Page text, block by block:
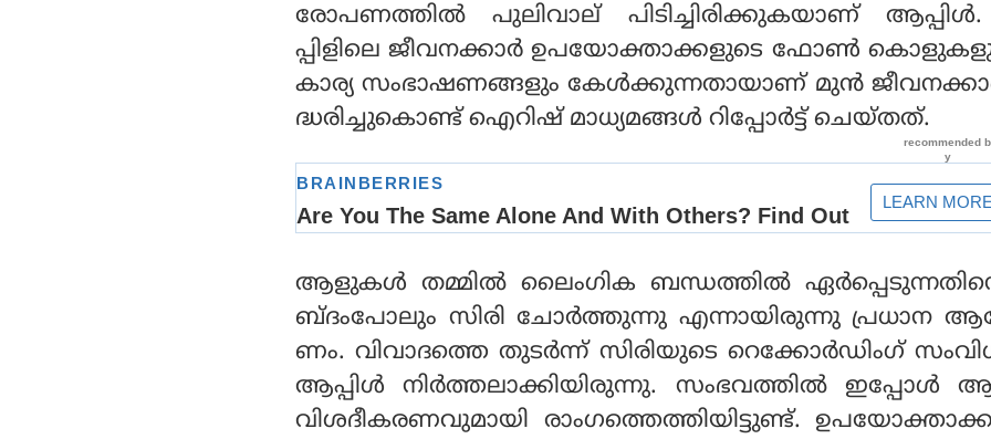
രോപണത്തിൽ പുലിവാല് പിടിച്ചിരിക്കുകയാണ്
പ്പിളിലെ ജീവനക്കാർ ഉപയോക്താക്കളുടെ ഫോൺ
കാര്യ സംഭാഷണങ്ങളും കേൾക്കുന്നതായാണ് മുൻ
ദ്ധരിച്ചുകൊണ്ട് ഐറിഷ് മാധ്യമങ്ങൾ റിപ്പോർട്ട് ചെയ്തത്.
ആളുകൾ തമ്മിൽ ലൈംഗിക ബന്ധത്തിൽ
ബ്ദംപോലും സിരി ചോർത്തുന്നു എന്നായിരുന്നു പ്രധാന
ണം. വിവാദത്തെ തുടർന്ന് സിരിയുടെ റെക്കോർഡിംഗ്
ആപ്പിൾ നിർത്തലാക്കിയിരുന്നു. സംഭവത്തിൽ ഇപ്പോൾ
വിശദീകരണവുമായി രാംഗത്തെത്തിയിട്ടുണ്ട്.